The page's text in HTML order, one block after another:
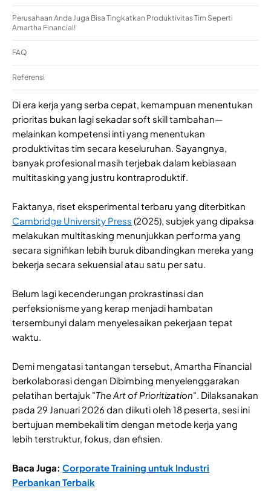
Perusahaan Anda Juga Bisa Tingkatkan Produktivitas Tim Seperti
Amartha Financial!
FAQ
Referensi
Di era kerja yang serba cepat, kemampuan menentukan
prioritas bukan lagi sekadar soft skill tambahan—
melainkan kompetensi inti yang menentukan
produktivitas tim secara keseluruhan. Sayangnya,
banyak profesional masih terjebak dalam kebiasaan
multitasking yang justru kontraproduktif.
Faktanya, riset eksperimental terbaru yang diterbitkan
Cambridge University Press (2025), subjek yang dipaksa
melakukan multitasking menunjukkan performa yang
secara signifikan lebih buruk dibandingkan mereka yang
bekerja secara sekuensial atau satu per satu.
Belum lagi kecenderungan prokrastinasi dan
perfeksionisme yang kerap menjadi hambatan
tersembunyi dalam menyelesaikan pekerjaan tepat
waktu.
Demi mengatasi tantangan tersebut, Amartha Financial
berkolaborasi dengan Dibimbing menyelenggarakan
pelatihan bertajuk "The Art of Prioritization". Dilaksanakan
pada 29 Januari 2026 dan diikuti oleh 18 peserta, sesi ini
bertujuan membekali tim dengan metode kerja yang
lebih terstruktur, fokus, dan efisien.
Baca Juga: Corporate Training untuk Industri
Perbankan Terbaik